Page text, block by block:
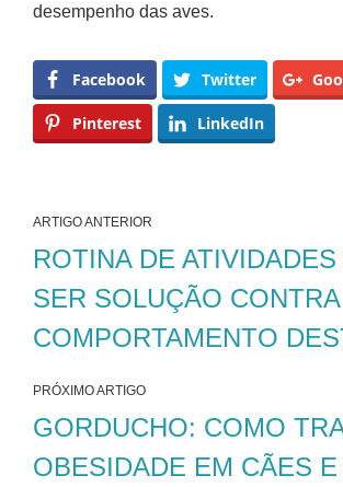
desempenho das aves.
Facebook Twitter
Pinterest LinkedIn
ARTIGO ANTERIOR
ROTINA DE
SER SOLUÇÃO CONTRA
COMPORTAMENTO
PRÓXIMO ARTIGO
GORDUCHO: COMO
OBESIDADE EM CÃES